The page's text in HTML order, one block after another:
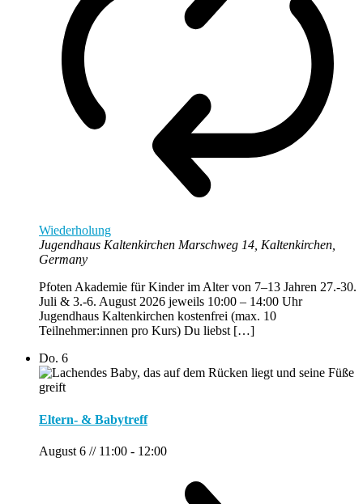
Wiederholung
Jugendhaus Kaltenkirchen Marschweg 14, Kaltenkirchen,
Germany
Pfoten Akademie für Kinder im Alter von 7–13 Jahren 27.-30.
Juli & 3.-6. August 2026 jeweils 10:00 – 14:00 Uhr
Jugendhaus Kaltenkirchen kostenfrei (max. 10
Teilnehmer:innen pro Kurs) Du liebst […]
Do. 6
Eltern- & Babytreff
August 6 // 11:00 - 12:00